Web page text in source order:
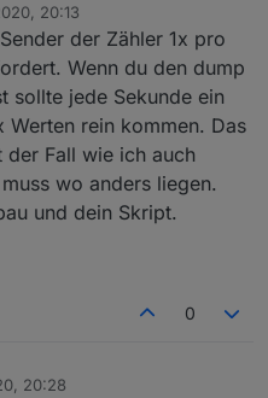
tasmota/RESULT =
tasmota/RESULT =
tasmota/RESULT =
tasmota/RESULT =
tasmota/STATE =
tasmota/SENSOR =
tasmota/RESULT =
tasmota/RESULT =
RESULT =
tasmota/RESULT =
aber werden nicht
d1
20:13
der Zähler 1x pro
Wenn du den dump
sollte jede Sekunde ein
Werten rein kommen. Das
Fall wie ich auch
wo anders liegen.
und dein Skript.
0
20:28